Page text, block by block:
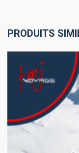
PRODUITS